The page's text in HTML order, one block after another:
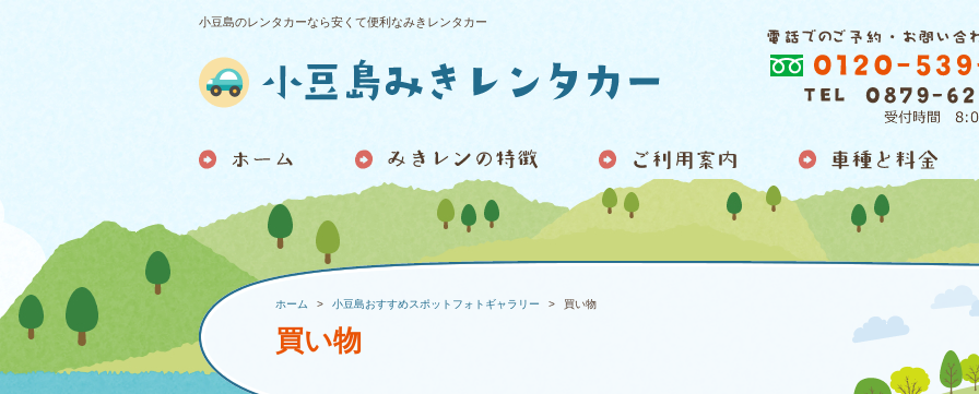
小豆島のレンタカーなら安くて便利なみきレンタカー
ホーム 小豆島おすすめスポットフォトギャラリー 買い物
買い物